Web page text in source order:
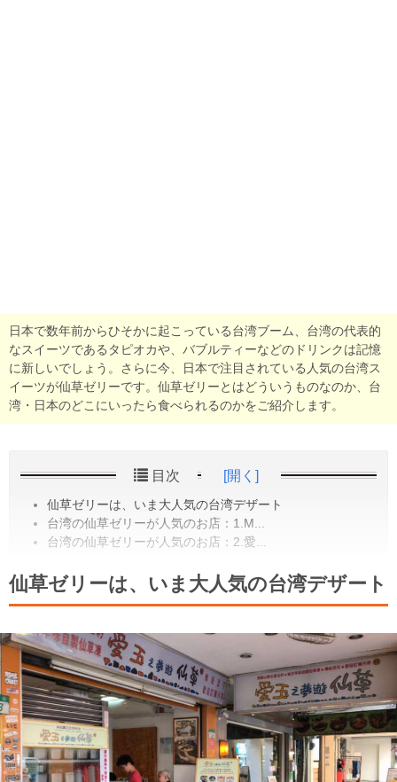
日本で数年前からひそかに起こっている台湾ブーム、台湾の代表的
なスイーツであるタピオカや、バブルティーなどのドリンクは記憶
に新しいでしょう。さらに今、日本で注目されている人気の台湾ス
イーツが仙草ゼリーです。仙草ゼリーとはどういうものなのか、台
湾・日本のどこにいったら食べられるのかをご紹介します。
目次 [開く]
仙草ゼリーは、いま大人気の台湾デザート
台湾の仙草ゼリーが人気のお店：1.M...
台湾の仙草ゼリーが人気のお店：2.愛...
仙草ゼリーは、いま大人気の台湾デザート